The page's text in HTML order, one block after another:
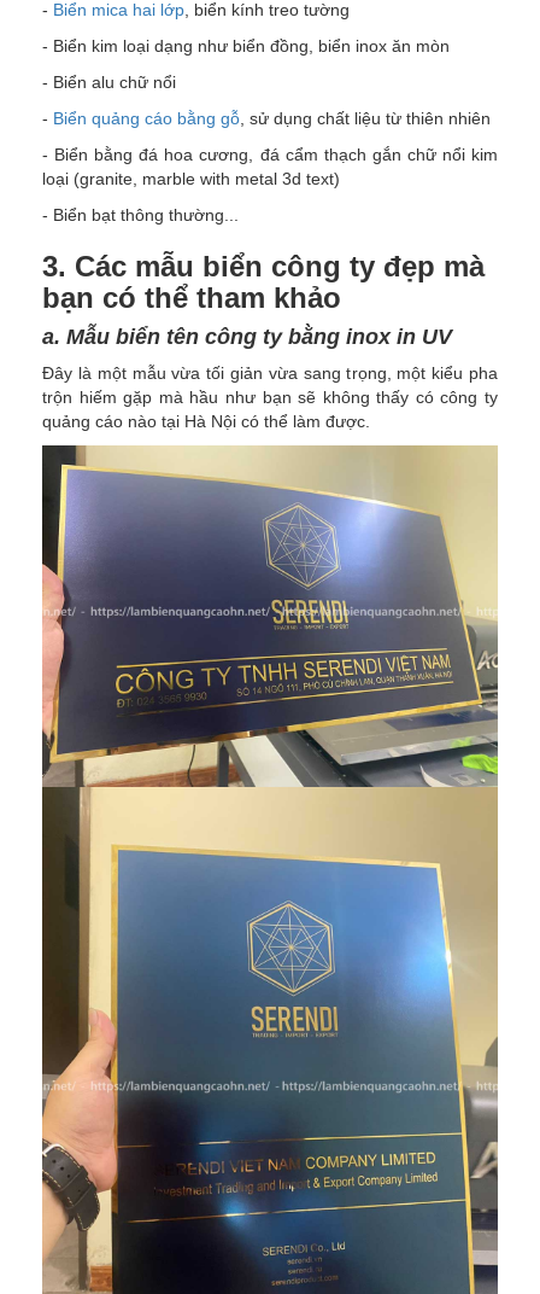
- Biển mica hai lớp , biển kính treo tường
- Biển kim loại dạng như biển đồng, biển inox ăn mòn
- Biển alu chữ nổi
- Biển quảng cáo bằng gỗ , sử dụng chất liệu từ thiên nhiên
- Biển bằng đá hoa cương, đá cẩm thạch gắn chữ nổi kim
loại (granite, marble with metal 3d text)
- Biển bạt thông thường...
3. Các mẫu biển công ty đẹp mà
bạn có thể tham khảo
a. Mẫu biển tên công ty bằng inox in UV
Đây là một mẫu vừa tối giản vừa sang trọng, một kiểu pha
trộn hiếm gặp mà hầu như bạn sẽ không thấy có công ty
quảng cáo nào tại Hà Nội có thể làm được.